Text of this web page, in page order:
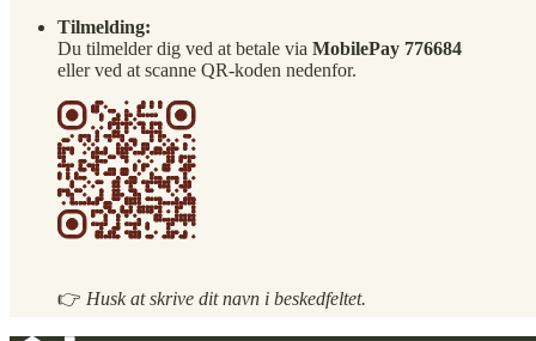
Tilmelding:
Du tilmelder dig ved at betale via MobilePay 776684
eller ved at scanne QR-koden nedenfor.
👉 Husk at skrive dit navn i beskedfeltet.